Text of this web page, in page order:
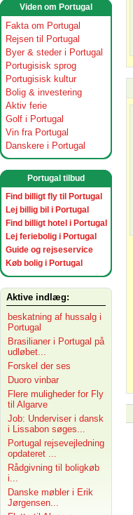
Viden om Portugal
Fakta om Portugal
Rejsen til Portugal
Byer & steder i Portugal
Portugisisk sprog
Portugisisk kultur
Bolig & investering
Aktiv ferie
Golf i Portugal
Vin fra Portugal
Danskere i Portugal
Portugal tilbud
Find billigt fly til Portugal
Lej billig bil i Portugal
Find billigt hotel i Portugal
Lej feriebolig i Portugal
Guide og rejseservice
Køb bolig i Portugal
Aktive indlæg:
beskatning af hussalg i
Portugal
Brasilianer i Portugal på
udløbet...
Forskel der ses
Duoro vinbar
Flere muligheder for Fly
til Algarve
Job: Underviser i dansk
i Lissabon søges...
Portugal rejsevejledning
opdateret ...
Rådgivning til boligkøb
i...
Danske møbler i Erik
Jørgensen...